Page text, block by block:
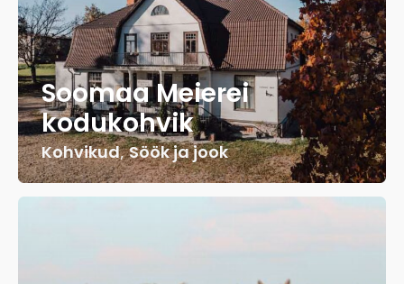
Soomaa Meierei
kodukohvik
Kohvikud,Söök ja jook